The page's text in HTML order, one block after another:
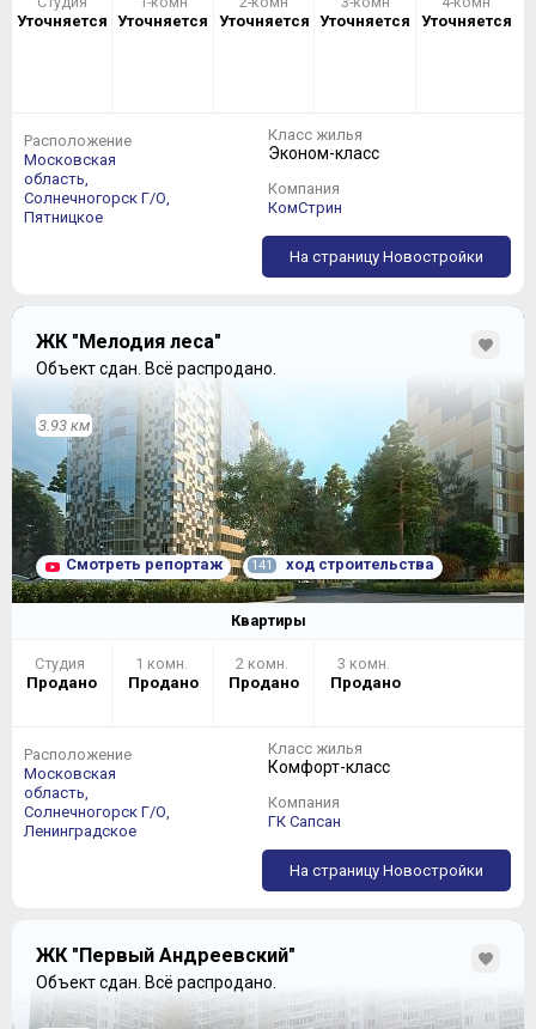
Уточняется
Уточняется
Уточняется
Уточняется
Уточняется
Расположение
Московская
область,
Солнечногорск Г/О,
Пятницкое
Класс жилья
Эконом-класс
Компания
КомСтрин
На страницу Новостройки
ЖК "Мелодия леса"
Объект сдан. Всё распродано.
3.93 км
Смотреть репортаж 141 ход строительства
Квартиры
Студия
Продано
1 комн.
Продано
2 комн.
Продано
3 комн.
Продано
Расположение
Московская
область,
Солнечногорск Г/О,
Ленинградское
Класс жилья
Комфорт-класс
Компания
ГК Сапсан
На страницу Новостройки
ЖК "Первый Андреевский"
Объект сдан. Всё распродано.